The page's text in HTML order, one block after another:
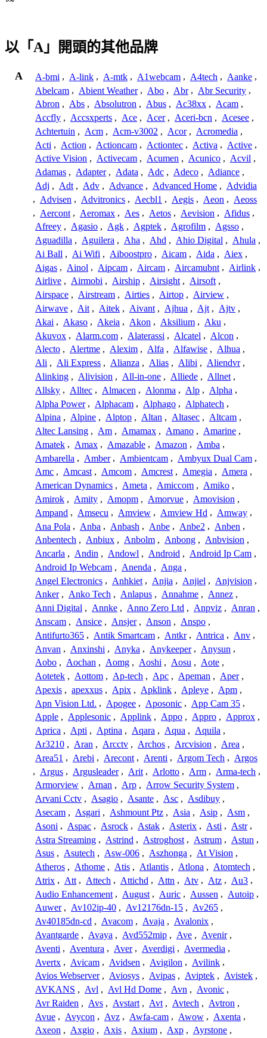
以「A」開頭的其他品牌
A A-bmi , A-link , A-mtk , A1webcam , A4tech , Aanke ,
Abelcam , Abient Weather , Abo , Abr , Abr Security ,
Abron , Abs , Absolutron , Abus , Ac38xx , Acam ,
Accfly , Accsxperts , Ace , Acer , Aceri-bcn , Acesee ,
Achtertuin , Acm , Acm-v3002 , Acor , Acromedia ,
Acti , Action , Actioncam , Actiontec , Activa , Active ,
Active Vision , Activecam , Acumen , Acunico , Acvil ,
Adamas , Adapter , Adata , Adc , Adeco , Adiance ,
Adj , Adt , Adv , Advance , Advanced Home , Advidia
, Advisen , Advitronics , Aecbl1 , Aegis , Aeon , Aeoss
, Aercont , Aeromax , Aes , Aetos , Aevision , Afidus ,
Afreey , Agasio , Agk , Agptek , Agrofilm , Agsso ,
Aguadilla , Aguilera , Aha , Ahd , Ahio Digital , Ahula ,
Ai Ball , Ai Wifi , Aiboostpro , Aicam , Aida , Aiex ,
Aigas , Ainol , Aipcam , Aircam , Aircamubnt , Airlink ,
Airlive , Airmobi , Airship , Airsight , Airsoft ,
Airspace , Airstream , Airties , Airtop , Airview ,
Airwave , Ait , Aitek , Aivant , Ajhua , Ajt , Ajtv ,
Akai , Akaso , Akeia , Akon , Aksilium , Aku ,
Akuvox , Alarm.com , Alaterassi , Alcatel , Alcon ,
Alecto , Alertme , Alexim , Alfa , Alfawise , Alhua ,
Ali , Ali Express , Alianza , Alias , Alibi , Aliendvr ,
Alinking , Alivision , All-in-one , Alliede , Allnet ,
Allsky , Alltec , Almacen , Alonma , Alp , Alpha ,
Alpha Power , Alphacam , Alphago , Alphatech ,
Alpina , Alpine , Alptop , Altan , Altasec , Altcam ,
Altec Lansing , Am , Amamax , Amano , Amarine ,
Amatek , Amax , Amazable , Amazon , Amba ,
Ambarella , Amber , Ambientcam , Ambyux Dual Cam ,
Amc , Amcast , Amcom , Amcrest , Amegia , Amera ,
American Dynamics , Ameta , Amiccom , Amiko ,
Amirok , Amity , Amopm , Amorvue , Amovision ,
Ampand , Amsecu , Amview , Amview Hd , Amway ,
Ana Pola , Anba , Anbash , Anbe , Anbe2 , Anben ,
Anbentech , Anbiux , Anbolm , Anbong , Anbvision ,
Ancarla , Andin , Andowl , Android , Android Ip Cam ,
Android Ip Webcam , Anenda , Anga ,
Angel Electronics , Anhkiet , Anjia , Anjiel , Anjvision ,
Anker , Anko Tech , Anlapus , Annahme , Annez ,
Anni Digital , Annke , Anno Zero Ltd , Anpviz , Anran ,
Anscam , Ansice , Ansjer , Anson , Anspo ,
Antifurto365 , Antik Smartcam , Antkr , Antrica , Anv ,
Anvan , Anxinshi , Anyka , Anykeeper , Anysun ,
Aobo , Aochan , Aomg , Aoshi , Aosu , Aote ,
Aotetek , Aottom , Ap-tech , Apc , Apeman , Aper ,
Apexis , apexxus , Apix , Apklink , Apleye , Apm ,
Apn Vision Ltd. , Apogee , Aposonic , App Cam 35 ,
Apple , Applesonic , Applink , Appo , Appro , Approx ,
Aprica , Apti , Aptina , Aqara , Aqua , Aquila ,
Ar3210 , Aran , Arcctv , Archos , Arcvision , Area ,
Area51 , Arebi , Arecont , Arenti , Argom Tech , Argos
, Argus , Argusleader , Arit , Arlotto , Arm , Arma-tech ,
Armorview , Arnan , Arp , Arrow Security System ,
Arvani Cctv , Asagio , Asante , Asc , Asdibuy ,
Asecam , Asgari , Ashmount Ptz , Asia , Asip , Asm ,
Asoni , Aspac , Asrock , Astak , Asterix , Asti , Astr ,
Astra Streaming , Astrind , Astroghost , Astrum , Astun ,
Asus , Asutech , Asw-006 , Aszhonga , At Vision ,
Atheros , Athome , Atis , Atlantis , Atlona , Atomtech ,
Atrix , Att , Attech , Attichd , Attn , Atv , Atz , Au3 ,
Audio Enhancement , August , Auric , Aussen , Autoip ,
Auwer , Av102ip-40 , Av12176dn-15 , Av265 ,
Av40185dn-cd , Avacom , Avaja , Avalonix ,
Avantgarde , Avaya , Avd552mip , Ave , Avenir ,
Aventi , Aventura , Aver , Averdigi , Avermedia ,
Avertx , Avicam , Avidsen , Avigilon , Avilink ,
Avios Webserver , Aviosys , Avipas , Aviptek , Avistek ,
AVKANS , Avl , Avl Hd Dome , Avn , Avonic ,
Avr Raiden , Avs , Avstart , Avt , Avtech , Avtron ,
Avue , Avycon , Avz , Awfa-cam , Awow , Axenta ,
Axeon , Axgio , Axis , Axium , Axp , Ayrstone ,